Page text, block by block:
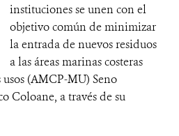
instituciones se unen con el
objetivo común de minimizar
la entrada de nuevos residuos
a las áreas marinas costeras
(AMCP-MU) Seno
Coloane, a través de su